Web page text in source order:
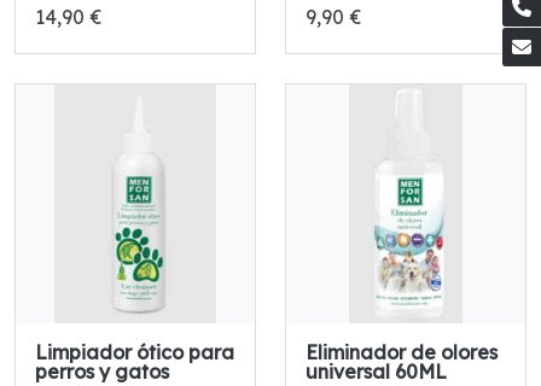
14,90 € 9,90 €
Limpiador ótico para
perros y gatos
Eliminador de olores
universal 60ML